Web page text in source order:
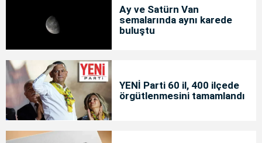
Ay ve Satürn Van
semalarında aynı karede
buluştu
YENİ Parti 60 il, 400 ilçede
örgütlenmesini tamamlandı